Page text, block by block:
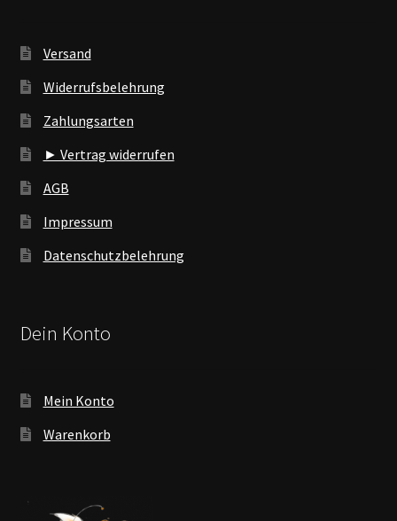
Versand
Widerrufsbelehrung
Zahlungsarten
► Vertrag widerrufen
AGB
Impressum
Datenschutzbelehrung
Dein Konto
Mein Konto
Warenkorb